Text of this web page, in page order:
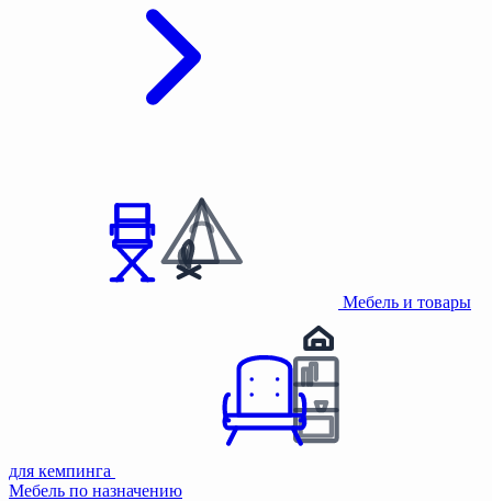
Мебель и товары
для кемпинга
Мебель по назначению